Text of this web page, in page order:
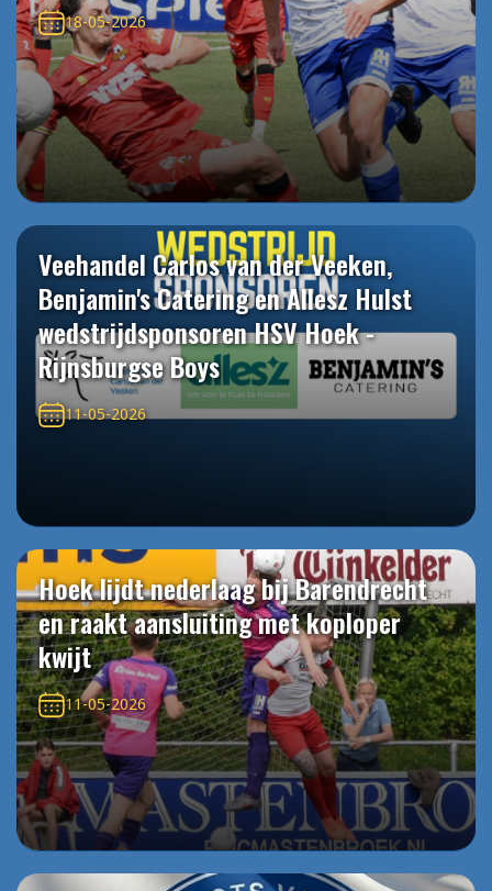
18-05-2026
Veehandel Carlos van der Veeken,
Benjamin's Catering en Allesz Hulst
wedstrijdsponsoren HSV Hoek -
Rijnsburgse Boys
11-05-2026
Hoek lijdt nederlaag bij Barendrecht
en raakt aansluiting met koploper
kwijt
11-05-2026